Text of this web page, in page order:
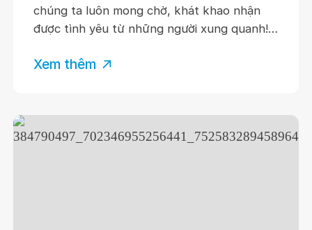
chúng ta luôn mong chờ, khát khao nhận
được tình yêu từ những người xung quanh!
hạnh phúc & tình yêu bằng việc dựa vào
Xem thêm